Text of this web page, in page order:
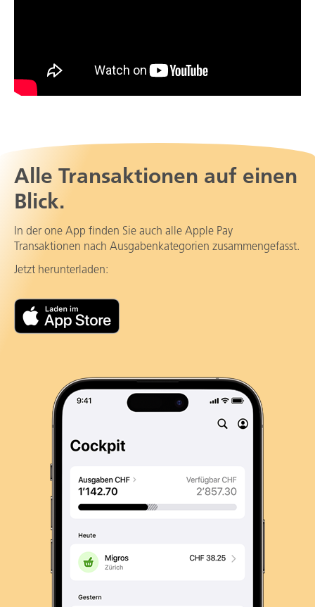
Alle Transaktionen auf einen
Blick.
In der one App finden Sie auch alle Apple Pay
Transaktionen nach Ausgabenkategorien zusammengefasst.
Jetzt herunterladen: